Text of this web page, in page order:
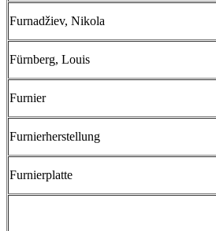
Furnadžiev, Nikola
Fürnberg, Louis
Furnier
Furnierherstellung
Furnierplatte